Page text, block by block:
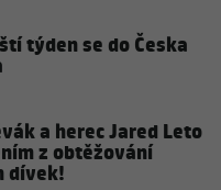
týden se do Česka
a herec Jared Leto
z obtěžování
dívek!